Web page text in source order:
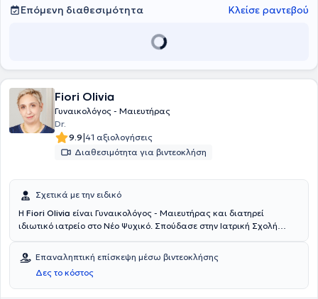
Επόμενη διαθεσιμότητα
Κλείσε ραντεβού
Fiori Olivia
Γυναικολόγος - Μαιευτήρας
Dr.
9.9|41 αξιολογήσεις
Διαθεσιμότητα για βιντεοκλήση
Σχετικά με την ειδικό
Η Fiori Olivia είναι Γυναικολόγος - Μαιευτήρας και διατηρεί
ιδιωτικό ιατρείο στο Νέο Ψυχικό. Σπούδασε στην Ιατρική Σχολή
κατά τα έτη 1990-1996. Εκπαιδεύτηκε στα καλύτερα
πανεπιστημιακά νοσοκομειακά τμήματα του Παρισιού, υπό την
επίβλεψη διεθνώς αναγνωρισμένων καθηγητών γυναικολογίας.
Από το 2001 επέλεξε να επικεντρωθεί στην αναπαραγωγική
Επαναληπτική επίσκεψη μέσω βιντεοκλήσης
Δες το κόστος